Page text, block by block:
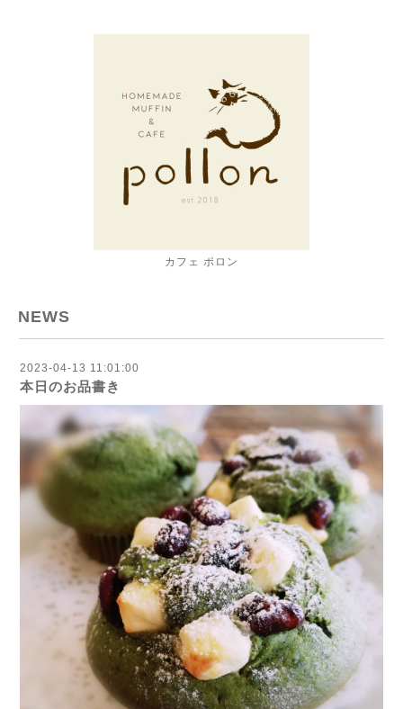
カフェ ポロン
NEWS
2023-04-13 11:01:00
本日のお品書き